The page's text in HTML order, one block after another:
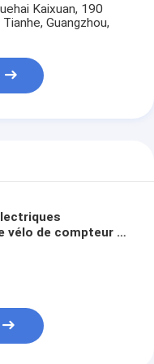
Kaixuan, 190
Guangzhou,
vélo de compteur de